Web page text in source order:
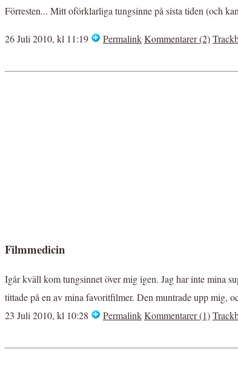
Förresten... Mitt oförklarliga tungsinne på sista tiden (och
26 Juli 2010, kl 11:19 PermalinkKommentarer (2)
Filmmedicin
Igår kväll kom tungsinnet över mig igen. Jag har inte mina
tittade på en av mina favoritfilmer. Den muntrade upp mig,
23 Juli 2010, kl 10:28
PermalinkKommentarer (1)